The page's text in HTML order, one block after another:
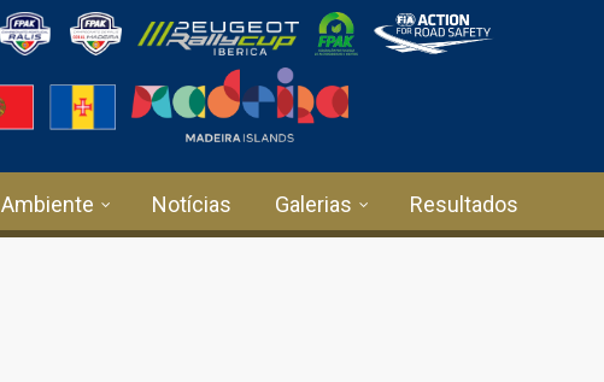
Ambiente Notícias Galerias Resultados